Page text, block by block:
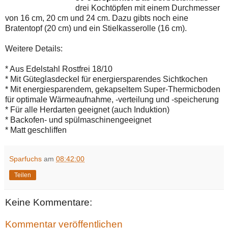
drei Kochtöpfen mit einem Durchmesser
von 16 cm, 20 cm und 24 cm. Dazu gibts noch eine
Bratentopf (20 cm) und ein Stielkasserolle (16 cm).
Weitere Details:
* Aus Edelstahl Rostfrei 18/10
* Mit Güteglasdeckel für energiersparendes Sichtkochen
* Mit energiesparendem, gekapseltem Super-Thermicboden
für optimale Wärmeaufnahme, -verteilung und -speicherung
* Für alle Herdarten geeignet (auch Induktion)
* Backofen- und spülmaschinengeeignet
* Matt geschliffen
Sparfuchs am 08:42:00
Teilen
Keine Kommentare:
Kommentar veröffentlichen